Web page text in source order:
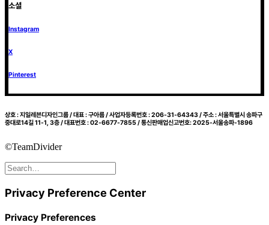
소셜
Instagram
X
Pinterest
상호 : 지일레븐디자인그룹 / 대표 : 구아름 / 사업자등록번호 : 206-31-64343 / 주소 : 서울특별시 송파구
중대로14길 11-1, 3층 / 대표번호 : 02-6677-7855 / 통신판매업신고번호: 2025-서울송파-1896
©TeamDivider
Privacy Preference Center
Privacy Preferences